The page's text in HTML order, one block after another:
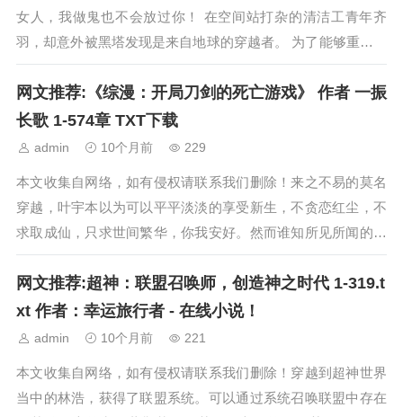
女人，我做鬼也不会放过你！ 在空间站打杂的清洁工青年齐
羽，却意外被黑塔发现是来自地球的穿越者。 为了能够重返故
乡，齐羽不得不答应让她研究自己的身体...
网文推荐:《综漫：开局刀剑的死亡游戏》 作者 一振
长歌 1-574章 TXT下载
admin 10个月前 229
本文收集自网络，如有侵权请联系我们删除！来之不易的莫名
穿越，叶宇本以为可以平平淡淡的享受新生，不贪恋红尘，不
求取成仙，只求世间繁华，你我安好。然而谁知所见所闻的世
界居然是刀剑神域，还恰巧赶上了万人聚集...
网文推荐:超神：联盟召唤师，创造神之时代 1-319.t
xt 作者：幸运旅行者 - 在线小说！
admin 10个月前 221
本文收集自网络，如有侵权请联系我们删除！穿越到超神世界
当中的林浩，获得了联盟系统。可以通过系统召唤联盟中存在